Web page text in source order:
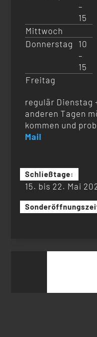
–
15
Mittwoch
Donnerstag
10
–
15
Freitag
regulär Dienstag
anderen Tagen
kommen und
Mail
Schließtage:
15. bis 22. Mai